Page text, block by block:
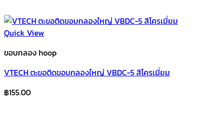
Quick View
ขอบกลอง hoop
VTECH ตะขอติดขอบกลองใหญ่ VBDC-5 สีโครเมี่ยม
฿155.00